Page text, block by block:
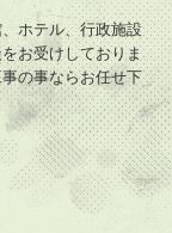
ホテル、行政施設
お受けしておりま
の事ならお任せ下